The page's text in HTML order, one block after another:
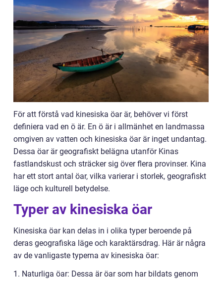
För att förstå vad kinesiska öar är, behöver vi först
definiera vad en ö är. En ö är i allmänhet en landmassa
omgiven av vatten och kinesiska öar är inget undantag.
Dessa öar är geografiskt belägna utanför Kinas
fastlandskust och sträcker sig över flera provinser. Kina
har ett stort antal öar, vilka varierar i storlek, geografiskt
läge och kulturell betydelse.
Typer av kinesiska öar
Kinesiska öar kan delas in i olika typer beroende på
deras geografiska läge och karaktärsdrag. Här är några
av de vanligaste typerna av kinesiska öar:
1. Naturliga öar: Dessa är öar som har bildats genom